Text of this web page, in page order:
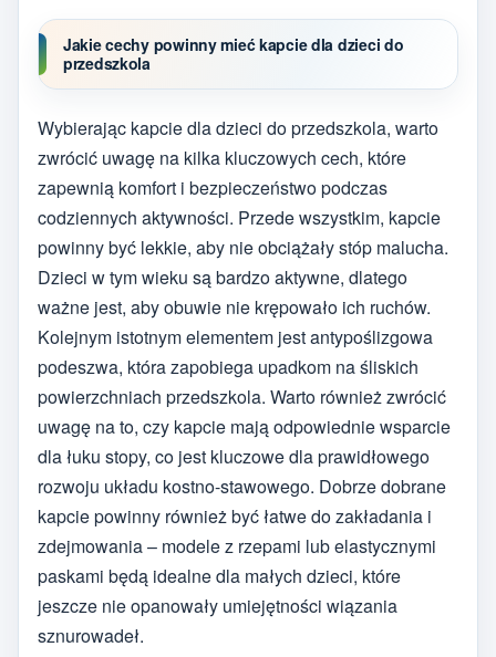
Jakie cechy powinny mieć kapcie dla dzieci do
przedszkola
Wybierając kapcie dla dzieci do przedszkola, warto
zwrócić uwagę na kilka kluczowych cech, które
zapewnią komfort i bezpieczeństwo podczas
codziennych aktywności. Przede wszystkim, kapcie
powinny być lekkie, aby nie obciążały stóp malucha.
Dzieci w tym wieku są bardzo aktywne, dlatego
ważne jest, aby obuwie nie krępowało ich ruchów.
Kolejnym istotnym elementem jest antypoślizgowa
podeszwa, która zapobiega upadkom na śliskich
powierzchniach przedszkola. Warto również zwrócić
uwagę na to, czy kapcie mają odpowiednie wsparcie
dla łuku stopy, co jest kluczowe dla prawidłowego
rozwoju układu kostno-stawowego. Dobrze dobrane
kapcie powinny również być łatwe do zakładania i
zdejmowania – modele z rzepami lub elastycznymi
paskami będą idealne dla małych dzieci, które
jeszcze nie opanowały umiejętności wiązania
sznurowadeł.